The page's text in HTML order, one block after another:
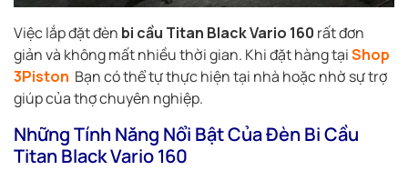
Việc lắp đặt đèn bi cầu Titan Black Vario 160 rất đơn
giản và không mất nhiều thời gian. Khi đặt hàng tạiShop
3Piston Bạn có thể tự thực hiện tại nhà hoặc nhờ sự trợ
giúp của thợ chuyên nghiệp.
Những Tính Năng Nổi Bật Của Đèn Bi Cầu
Titan Black Vario 160